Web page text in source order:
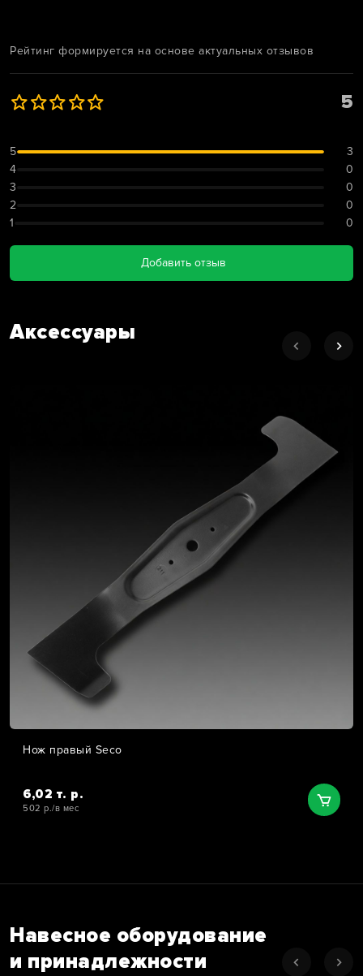
Рейтинг формируется на основе актуальных отзывов
5
5
3
4
0
3
0
2
0
1
0
Добавить отзыв
Аксессуары
Нож правый Seco
6,02 т. р.
502 р./в мес
Навесное оборудование
и принадлежности